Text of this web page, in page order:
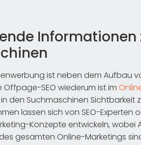
Informationen
ist neben dem Aufbau
Offpage-SEO wiederum ist im
den Suchmaschinen Sichtbarkeit
lassen sich von SEO-Experten
Konzepte entwickeln, wobei
gesamten Online-Marketings